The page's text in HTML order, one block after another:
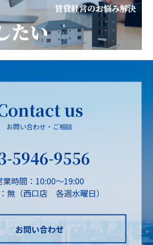
us
お問い合わせ・ご相談
5946-9556
業時間：10:00～19:00
無（西口店 各週水曜日）
お問い合わせ